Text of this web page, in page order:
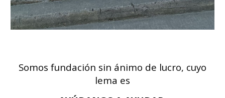
Somos fundación sin ánimo de lucro, cuyo
lema es